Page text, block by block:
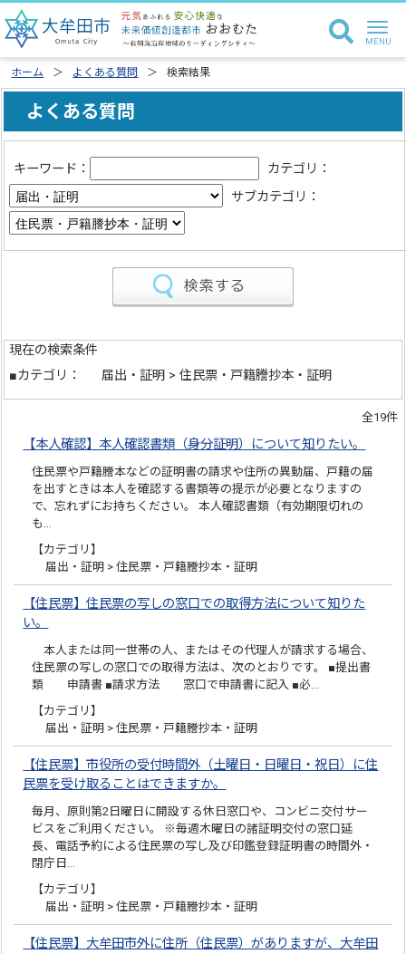
ホーム よくある質問 検索結果
よくある質問
キーワード：
カテゴリ：
サブカテゴリ：
現在の検索条件
■カテゴリ：
届出・証明 > 住民票・戸籍謄抄本・証明
全19件
【本人確認】本人確認書類（身分証明）について知りたい。
住民票や戸籍謄本などの証明書の請求や住所の異動届、戸籍の届
を出すときは本人を確認する書類等の提示が必要となりますの
で、忘れずにお持ちください。 本人確認書類（有効期限切れの
も…
【カテゴリ】
届出・証明 > 住民票・戸籍謄抄本・証明
【住民票】住民票の写しの窓口での取得方法について知りた
い。
本人または同一世帯の人、またはその代理人が請求する場合、
住民票の写しの窓口での取得方法は、次のとおりです。 ■提出書
類 申請書 ■請求方法 窓口で申請書に記入 ■必…
【カテゴリ】
届出・証明 > 住民票・戸籍謄抄本・証明
【住民票】市役所の受付時間外（土曜日・日曜日・祝日）に住
民票を受け取ることはできますか。
毎月、原則第2日曜日に開設する休日窓口や、コンビニ交付サー
ビスをご利用ください。 ※毎週木曜日の諸証明交付の窓口延
長、電話予約による住民票の写し及び印鑑登録証明書の時間外・
閉庁日…
【カテゴリ】
届出・証明 > 住民票・戸籍謄抄本・証明
【住民票】大牟田市外に住所（住民票）がありますが、大牟田